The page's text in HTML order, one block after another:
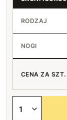
RODZAJ
Basic 180 cm
NOGI
Standard
Czarne
CENA ZA SZT.